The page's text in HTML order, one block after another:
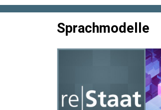
Sprachmodelle